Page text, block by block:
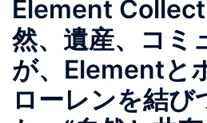
ニ
ュ
ー
Element
然、遺産、コミ
が、Elementと
ローレンを結び